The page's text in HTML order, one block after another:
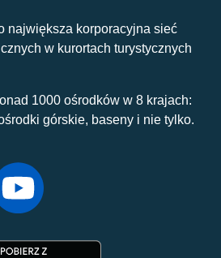
największa korporacyjna sieć
w kurortach turystycznych
1000 ośrodków w 8 krajach:
górskie, baseny i nie tylko.